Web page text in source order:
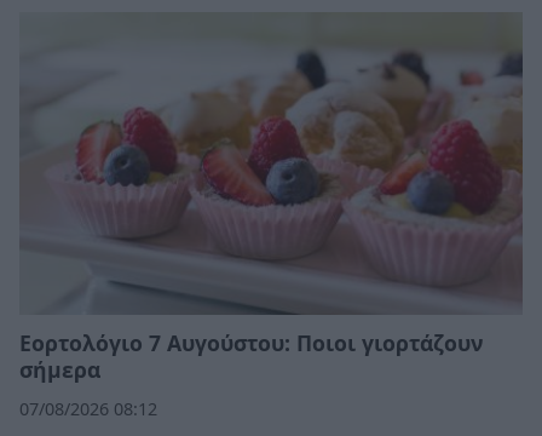
Εορτολόγιο 7 Αυγούστου: Ποιοι γιορτάζουν
σήμερα
07/08/2026 08:12